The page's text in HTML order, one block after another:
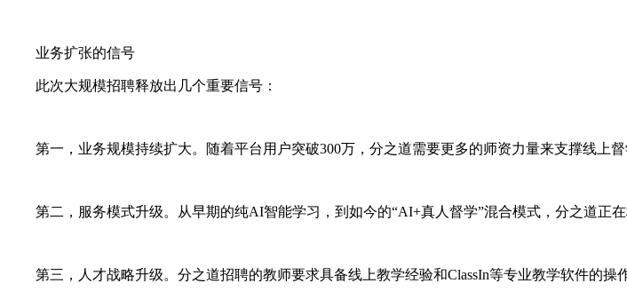
业务扩张的信号
此次大规模招聘释放出几个重要信号：
第一，业务规模持续扩大。随着平台用户突破300万，分之道需要更多的师资力量来支撑线上
第二，服务模式升级。从早期的纯AI智能学习，到如今的“AI+真人督学”混合模式，分之道正
第三，人才战略升级。分之道招聘的教师要求具备线上教学经验和ClassIn等专业教学软件的